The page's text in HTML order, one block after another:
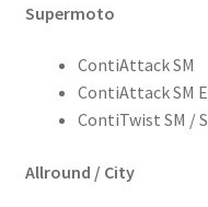
Supermoto
ContiAttack SM
ContiAttack SM
ContiTwist SM /
Allround / City